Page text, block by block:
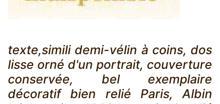
texte,simili demi-vélin à coins, dos
lisse orné d'un portrait, couverture
conservée, bel exemplaire
décoratif bien relié Paris, Albin